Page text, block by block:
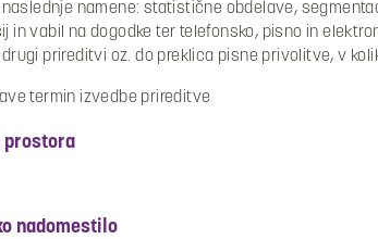
namene: statistične obdelave,
in vabil na dogodke ter telefonsko, pisno in
prireditvi oz. do preklica pisne privolitve, v
termin izvedbe prireditve
prostora
nadomestilo